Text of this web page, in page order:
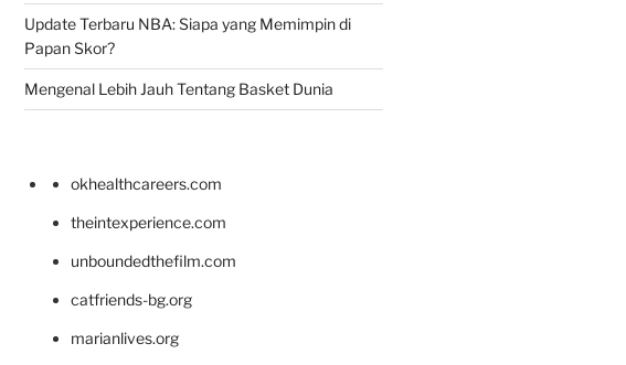
Update Terbaru NBA: Siapa yang Memimpin di
Papan Skor?
Mengenal Lebih Jauh Tentang Basket Dunia
okhealthcareers.com
theintexperience.com
unboundedthefilm.com
catfriends-bg.org
marianlives.org